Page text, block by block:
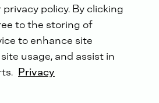
policy. By clicking
to the storing of
to enhance site
usage, and assist in
Privacy